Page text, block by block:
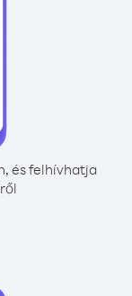
és felhívhatja